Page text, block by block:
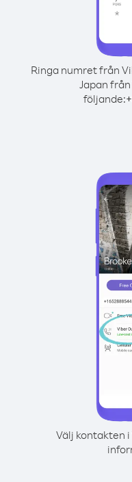
Ringa numret från
Japan
följande:+
Välj kontakten